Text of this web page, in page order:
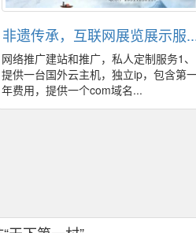
非遗传承，互联网展览展示服
网络推广建站和推广，私人定制服务1、
提供一台国外云主机，独立ip，包含第
年费用，提供一个com域名...